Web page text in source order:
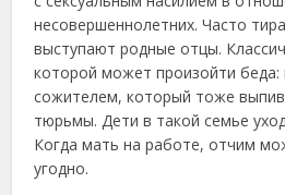
несовершеннолетних. Часто
выступают родные отцы.
которой может произойти
сожителем, который тоже
тюрьмы. Дети в такой семье
Когда мать на работе, отчим
угодно.